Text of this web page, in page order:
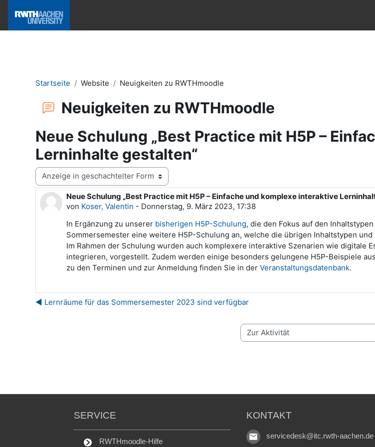
Startseite Website Neuigkeiten zu RWTHmoodle
Neuigkeiten zu RWTHmoodle
Neue Schulung „Best Practice mit H5P –
Lerninhalte gestalten“
Anzeigemodus
Neue Schulung „Best Practice mit H5P – Einfache und komplexe interaktive
von Koser, Valentin - Donnerstag, 9. März 2023, 17:38
Anzahl Antworten: 0
In Ergänzung zu unserer bisherigen H5P-Schulung, die den Fokus auf den
Sommersemester eine weitere H5P-Schulung an, welche die übrigen Inhaltstypen
Im Rahmen der Schulung wurden auch komplexere interaktive Szenarien wie digitale
integrieren, vorgestellt. Zudem werden einige besonders gelungene H5P-Beispiele
zu den Terminen und zur Anmeldung finden Sie in der Veranstaltungsdatenbank.
◀︎ Lernräume für das Sommersemester 2023 sind verfügbar
Zur Aktivität
SERVICE
RWTHmoodle-Hilfe
KONTAKT
servicedesk@itc.rwth-aachen.de